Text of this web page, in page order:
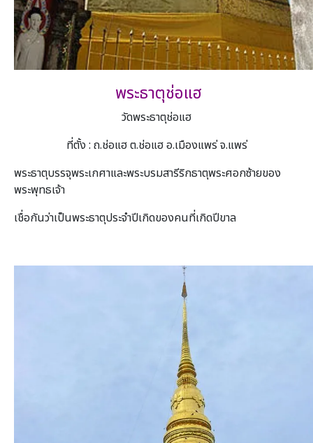
พระธาตุช่อแฮ
วัดพระธาตุช่อแฮ
ที่ตั้ง : ถ.ช่อแฮ ต.ช่อแฮ อ.เมืองแพร่ จ.แพร่
พระธาตุบรรจุพระเกศาและพระบรมสารีริกธาตุพระศอกซ้ายของ
พระพุทธเจ้า
เชื่อกันว่าเป็นพระธาตุประจำปีเกิดของคนที่เกิดปีขาล